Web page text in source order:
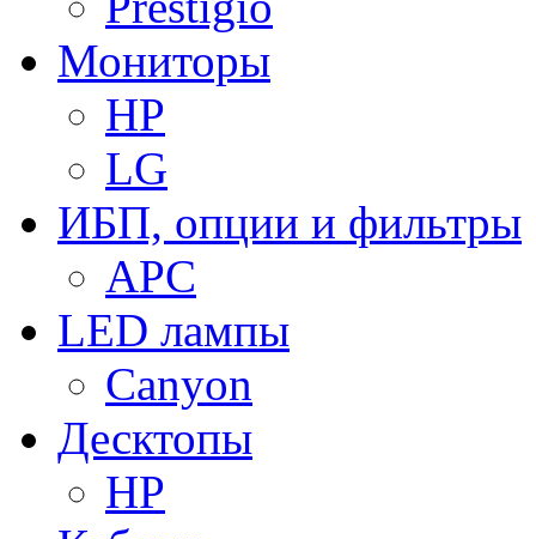
Мониторы
HP
LG
ИБП, опции и фильтры
APC
LED лампы
Canyon
Десктопы
HP